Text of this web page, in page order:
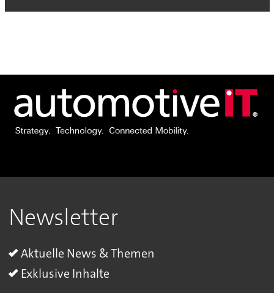
Newsletter
Aktuelle News & Themen
Exklusive Inhalte